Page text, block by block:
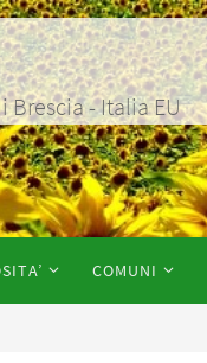
Brescia - Italia EU
COMUNI